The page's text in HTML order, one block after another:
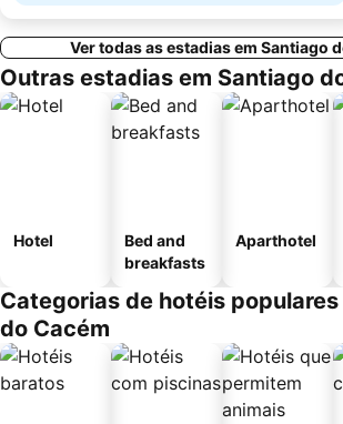
Ver todas as estadias em Santiago
Outras estadias em Santiago
Hotel
Bed and
breakfasts
Aparthotel
Categorias de hotéis
do Cacém